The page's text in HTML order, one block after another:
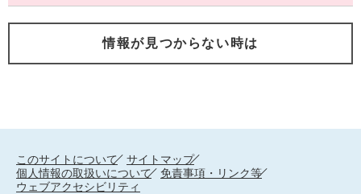
情報が見つからない時は
このサイトについて
サイトマップ
個人情報の取扱いについて
免責事項・リンク等
ウェブアクセシビリティ